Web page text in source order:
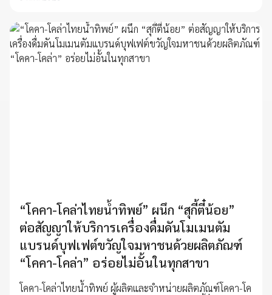
“โคคา-โคล่าไทยน้ำทิพย์” ผนึก “สุกี้ตี๋น้อย”
ต่อสัญญาให้บริการเครื่องดื่มดันโมเมนตัม
แบรนด์บุฟเฟต์ขวัญใจมหาชนด้วยผลิตภัณฑ์
“โคคา-โคล่า” อร่อยไม่อั้นในทุกสาขา
โคคา-โคล่าไทยน้ำทิพย์ ผู้ผลิตและจำหน่ายผลิตภัณฑ์โคคา-โค